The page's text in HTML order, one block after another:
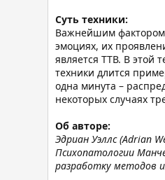
Суть техники:
Важнейшим
эмоциях, их
является ТТВ. В этой
техники длится
одна минута –
некоторых случаях
Об авторе:
Эдриан Уэллс (Adrian
Психопатологии
разработку методов